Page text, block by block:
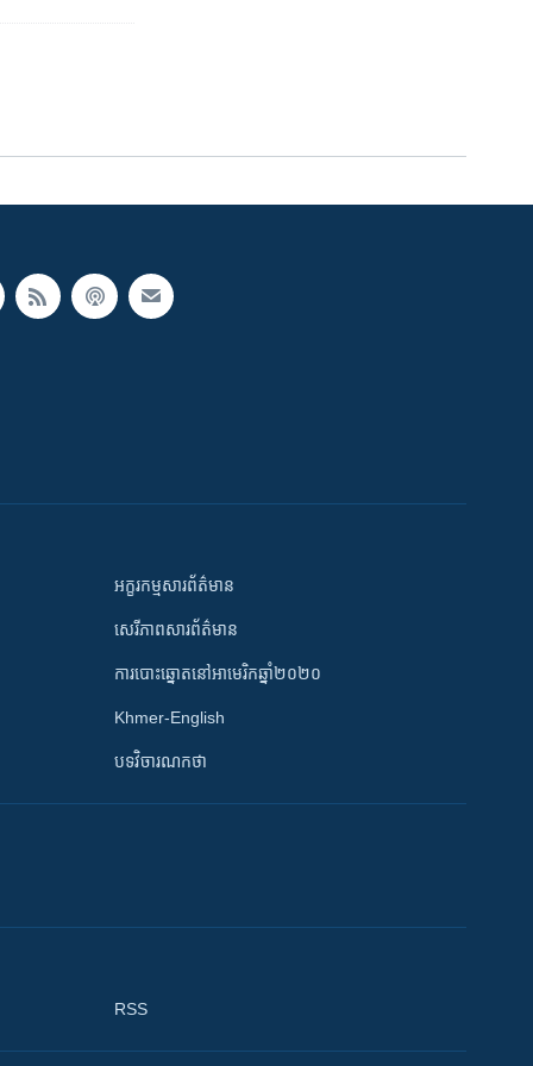
អក្ខរកម្មសារព័ត៌មាន
សេរីភាពសារព័ត៌មាន
ការបោះឆ្នោតនៅអាមេរិកឆ្នាំ២០២០
Khmer-English
បទវិចារណកថា
RSS